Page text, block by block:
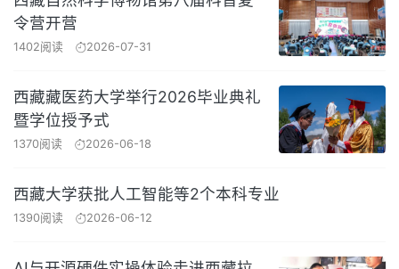
令营开营
1402阅读 2026-07-31
西藏藏医药大学举行2026毕业典礼
暨学位授予式
1370阅读 2026-06-18
西藏大学获批人工智能等2个本科专业
1390阅读 2026-06-12